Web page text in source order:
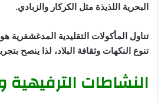
البحرية اللذيذة مثل الكركار والزبادي.
تناول المأكولات التقليدية المدغشقرية
تنوع النكهات وثقافة البلاد، لذا ينصح
النشاطات